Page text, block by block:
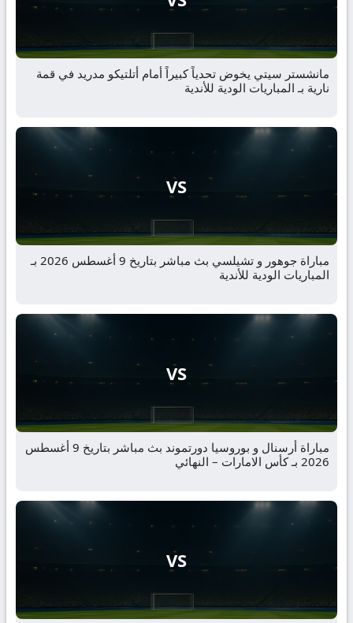
مانشستر سيتي يخوض تحدياً كبيراً أمام أتلتيكو مدريد في قمة
نارية بـ المباريات الودية للأندية
VS
مباراة جوهور و تشيلسي بث مباشر بتاريخ 9 أغسطس 2026 بـ
المباريات الودية للأندية
VS
مباراة أرسنال و بوروسيا دورتموند بث مباشر بتاريخ 9 أغسطس
2026 بـ كأس الامارات – النهائي
VS